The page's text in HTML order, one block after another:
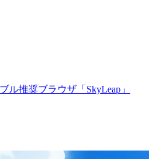
ル推奨ブラウザ「SkyLeap」